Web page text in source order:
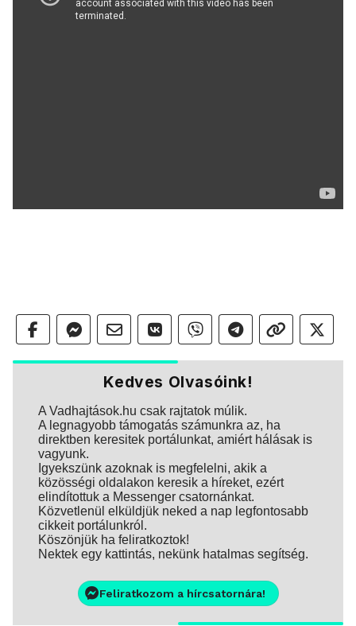
Kedves Olvasóink!
A Vadhajtások.hu csak rajtatok múlik.
A legnagyobb támogatás számunkra az, ha
direktben keresitek portálunkat, amiért hálásak is
vagyunk.
Igyekszünk azoknak is megfelelni, akik a
közösségi oldalakon keresik a híreket, ezért
elindítottuk a Messenger csatornánkat.
Közvetlenül elküldjük neked a nap legfontosabb
cikkeit portálunkról.
Köszönjük ha feliratkoztok!
Nektek egy kattintás, nekünk hatalmas segítség.
Feliratkozom a hírcsatornára!